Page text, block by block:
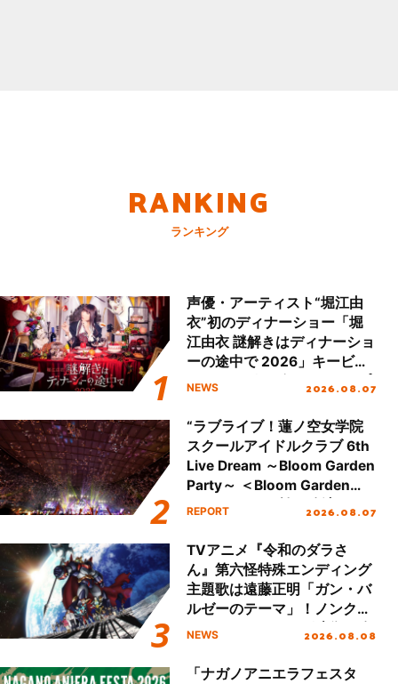
RANKING
ランキング
声優・アーティスト“堀江由
衣”初のディナーショー「堀
江由衣 謎解きはディナーショ
ーの途中で 2026」キービジ
ュアル＆グッズラインナップ
NEWS 2026.08.07
“ラブライブ！蓮ノ空女学院
スクールアイドルクラブ 6th
Live Dream ～Bloom Garden
Party～ ＜Bloom Garden
Party Stage／埼玉公演＞”
REPORT 2026.08.07
TVアニメ『令和のダラさ
ん』第六怪特殊エンディング
主題歌は遠藤正明「ガン・バ
ルゼーのテーマ」！ノンクレ
ジットエンディング映像も公
NEWS 2026.08.08
「ナガノアニエラフェスタ